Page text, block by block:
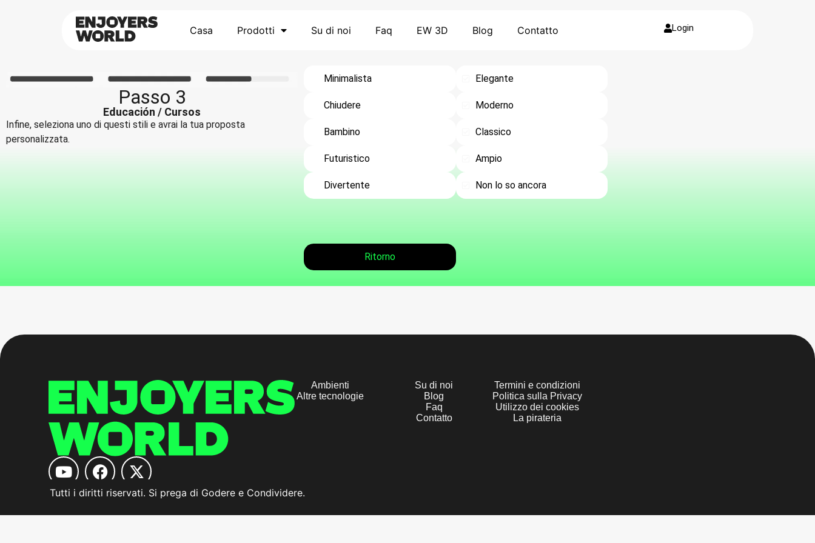
Casa Prodotti Su di noi Faq EW 3D Blog Contatto Login
Passo 3
Educación / Cursos
Infine, seleziona uno di questi stili e avrai la tua proposta
personalizzata.
Minimalista
Chiudere
Bambino
Futuristico
Divertente
Ritorno
Elegante
Moderno
Classico
Ampio
Non lo so ancora
Ambienti
Altre tecnologie
Su di noi
Blog
Faq
Contatto
Termini e condizioni
Politica sulla Privacy
Utilizzo dei cookies
La pirateria
Tutti i diritti riservati. Si prega di Godere e Condividere.